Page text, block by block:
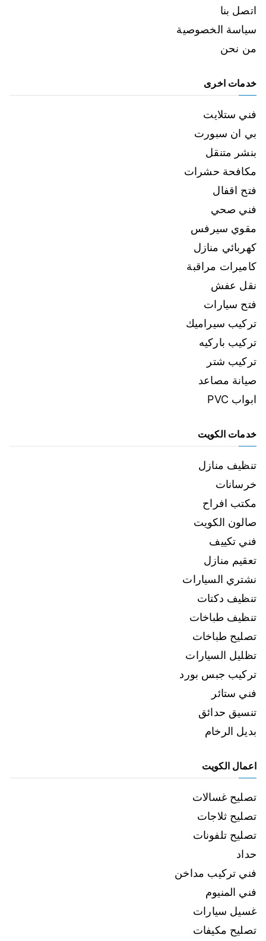
اتصل بنا
سياسة الخصوصية
من نحن
خدمات اخرى
فني ستلايت
بي ان سبورت
بنشر متنقل
مكافحة حشرات
فتح اقفال
فني صحي
مقوي سيرفس
كهربائي منازل
كاميرات مراقبة
نقل عفش
فتح سيارات
تركيب سيراميك
تركيب باركيه
تركيب شتر
صيانة مصاعد
ابواب PVC
خدمات الكويت
تنظيف منازل
خرسانات
مكتب افراح
صالون الكويت
فني تكييف
تعقيم منازل
نشتري السيارات
تنظيف دكتات
تنظيف طباخات
تصليح طباخات
تظليل السيارات
تركيب جبس بورد
فني ستائر
تنسيق حدائق
بديل الرخام
اعمال الكويت
تصليح غسالات
تصليح ثلاجات
تصليح تلفونات
حداد
فني تركيب مداخن
فني المنيوم
غسيل سيارات
تصليح مكيفات